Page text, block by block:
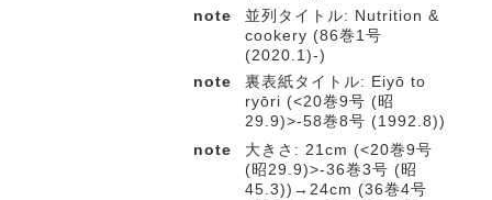
note
並列タイトル: Nutrition &
cookery (86巻1号
(2020.1)-)
note
裏表紙タイトル: Eiyō to
ryōri (<20巻9号 (昭
29.9)>-58巻8号 (1992.8))
note
大きさ: 21cm (<20巻9号
(昭29.9)>-36巻3号 (昭
45.3))→24cm (36巻4号